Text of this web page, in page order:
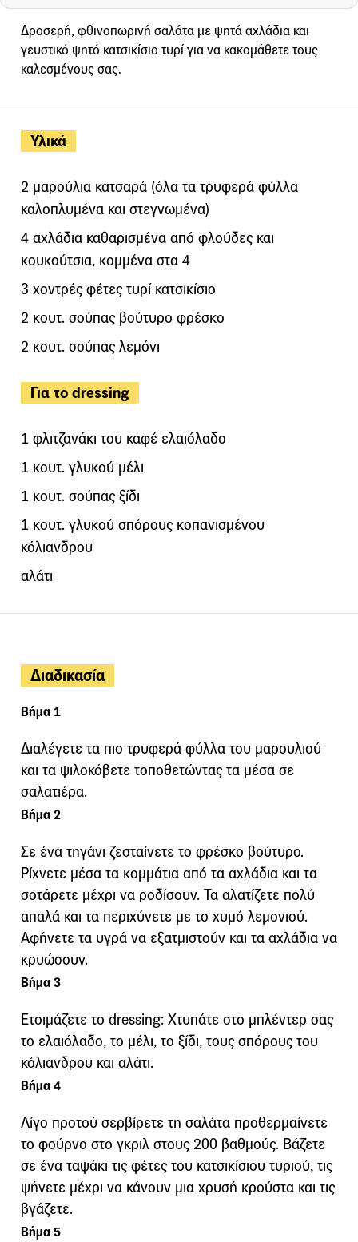
Υλικά
2 μαρούλια κατσαρά (όλα τα τρυφερά φύλλα
καλοπλυμένα και στεγνωμένα)
4 αχλάδια καθαρισμένα από φλούδες και
κουκούτσια, κομμένα στα 4
3 χοντρές φέτες τυρί κατσικίσιο
2 κουτ. σούπας βούτυρο φρέσκο
2 κουτ. σούπας λεμόνι
Για το dressing
1 φλιτζανάκι του καφέ ελαιόλαδο
1 κουτ. γλυκού μέλι
1 κουτ. σούπας ξίδι
1 κουτ. γλυκού σπόρους κοπανισμένου
κόλιανδρου
αλάτι
Δροσερή, φθινοπωρινή σαλάτα με ψητά αχλάδια και
γευστικό ψητό κατσικίσιο τυρί για να κακομάθετε τους
καλεσμένους σας.
Διαδικασία
Βήμα 1
Διαλέγετε τα πιο τρυφερά φύλλα του μαρουλιού
και τα ψιλοκόβετε τοποθετώντας τα μέσα σε
σαλατιέρα.
Βήμα 2
Σε ένα τηγάνι ζεσταίνετε το φρέσκο βούτυρο.
Ρίχνετε μέσα τα κομμάτια από τα αχλάδια και τα
σοτάρετε μέχρι να ροδίσουν. Τα αλατίζετε πολύ
απαλά και τα περιχύνετε με το χυμό λεμονιού.
Αφήνετε τα υγρά να εξατμιστούν και τα αχλάδια να
κρυώσουν.
Βήμα 3
Ετοιμάζετε το dressing: Χτυπάτε στο μπλέντερ σας
το ελαιόλαδο, το μέλι, το ξίδι, τους σπόρους του
κόλιανδρου και αλάτι.
Βήμα 4
Λίγο προτού σερβίρετε τη σαλάτα προθερμαίνετε
το φούρνο στο γκριλ στους 200 βαθμούς. Βάζετε
σε ένα ταψάκι τις φέτες του κατσικίσιου τυριού, τις
ψήνετε μέχρι να κάνουν μια χρυσή κρούστα και τις
βγάζετε.
Βήμα 5